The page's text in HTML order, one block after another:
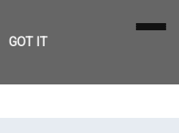
GOT IT